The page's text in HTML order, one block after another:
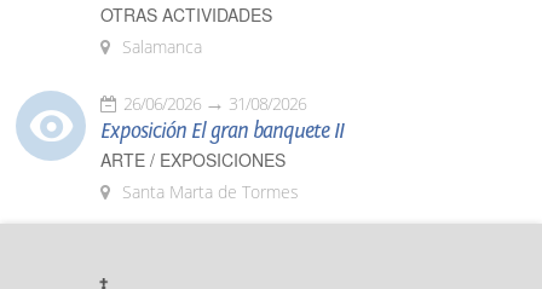
OTRAS ACTIVIDADES
Salamanca
26/06/2026 31/08/2026
Exposición El gran banquete II
ARTE / EXPOSICIONES
Santa Marta de Tormes